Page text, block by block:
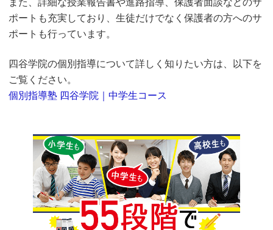
ポートも充実しており、生徒だけでなく保護者の方へのサ
ポートも行っています。
四谷学院の個別指導について詳しく知りたい方は、以下を
ご覧ください。
個別指導塾 四谷学院｜中学生コース